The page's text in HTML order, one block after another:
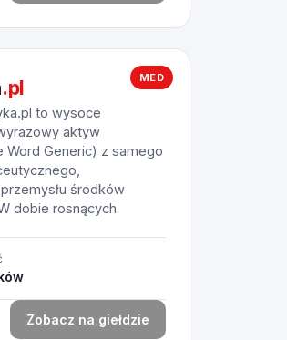
MED
.pl
to wysoce
aktyw
Word Generic) z samego
środków
dobie rosnących
Zobacz na giełdzie